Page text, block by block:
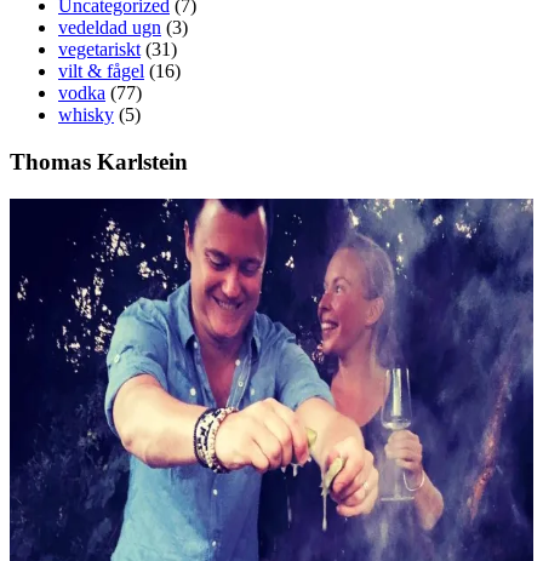
Uncategorized (7)
vedeldad ugn (3)
vegetariskt (31)
vilt & fågel (16)
vodka (77)
whisky (5)
Thomas Karlstein